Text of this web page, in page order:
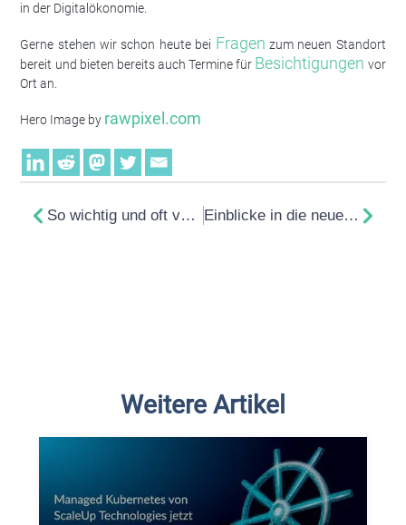
in der Digitalökonomie.
Gerne stehen wir schon heute bei Fragen zum neuen Standort
bereit und bieten bereits auch Termine für Besichtigungen vor
Ort an.
Hero Image by rawpixel.com
So wichtig und oft vernachlässigt: E-Mail TLS-Verschlüsselung Einblicke in die neue Datenhalle am Rechenzentrum-Standort Berlin Mahlsdorf
Weitere Artikel